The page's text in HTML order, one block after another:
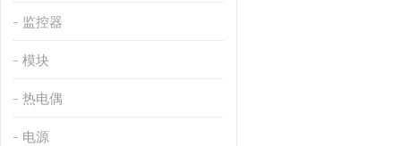
监控器
模块
热电偶
电源